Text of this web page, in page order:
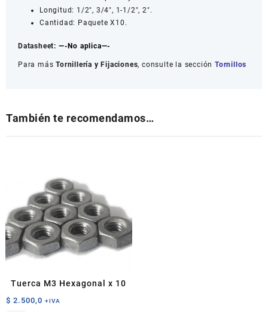
Longitud: 1/2″, 3/4″, 1-1/2″, 2″.
Cantidad: Paquete X10.
Datasheet: —-No aplica—-
Para másTornillería y Fijaciones, consulte la secciónTornillos
También te recomendamos…
Tuerca M3 Hexagonal x 10
$ 2.500,0 +IVA